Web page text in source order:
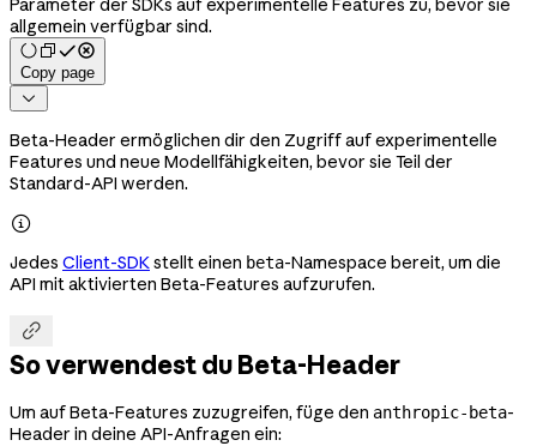
Parameter der SDKs auf experimentelle Features zu, bevor sie
allgemein verfügbar sind.
Copy page

Beta-Header ermöglichen dir den Zugriff auf experimentelle
Features und neue Modellfähigkeiten, bevor sie Teil der
Standard-API werden.

Jedes Client-SDKstellt einen beta-Namespace bereit, um die
API mit aktivierten Beta-Features aufzurufen.

So verwendest du Beta-Header
Um auf Beta-Features zuzugreifen, füge den anthropic-beta-
Header in deine API-Anfragen ein: